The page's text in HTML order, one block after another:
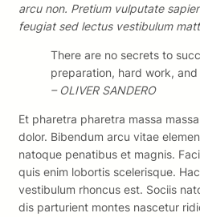
arcu non. Pretium vulputate
feugiat sed lectus vestibulum
There are no secrets to
preparation, hard work,
– OLIVER SANDERO
Et pharetra pharetra massa
dolor. Bibendum arcu vitae
natoque penatibus et magnis.
quis enim lobortis scelerisque.
vestibulum rhoncus est. Sociis
dis parturient montes nascetur